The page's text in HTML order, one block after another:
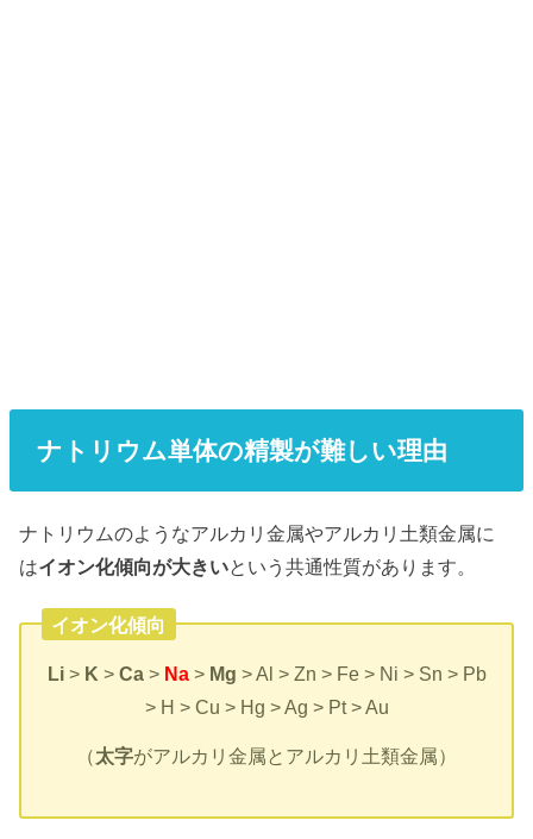
ナトリウム単体の精製が難しい理由
ナトリウムのようなアルカリ金属やアルカリ土類金属に
はイオン化傾向が大きいという共通性質があります。
イオン化傾向
Li>K > Ca> Na> Mg > Al > Zn > Fe > Ni > Sn > Pb
> H > Cu > Hg > Ag > Pt > Au
（太字がアルカリ金属とアルカリ土類金属）